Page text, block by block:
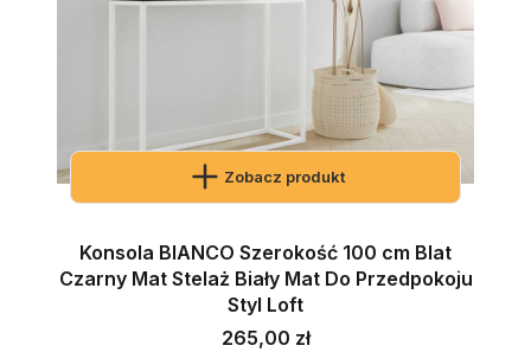
Zobacz produkt
Konsola BIANCO Szerokość 100 cm Blat
Czarny Mat Stelaż Biały Mat Do Przedpokoju
Styl Loft
Cena
265,00 zł